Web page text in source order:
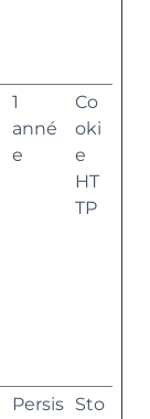
1
anné
e
Co
oki
e
HT
TP
Persis Sto